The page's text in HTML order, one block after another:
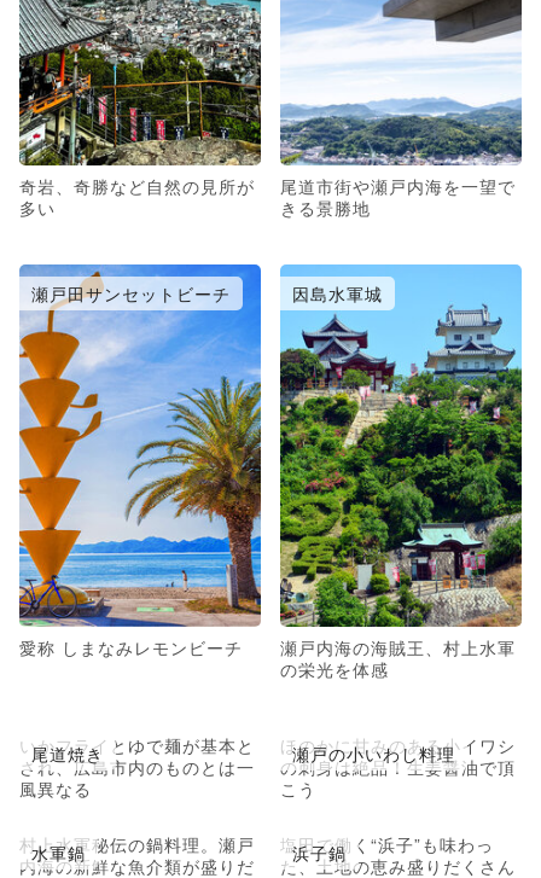
奇岩、奇勝など自然の見所が
多い
尾道市街や瀬戸内海を一望で
きる景勝地
瀬戸田サンセットビーチ
愛称 しまなみレモンビーチ
因島水軍城
瀬戸内海の海賊王、村上水軍
の栄光を体感
尾道焼き
いかフライとゆで麺が基本と
され、広島市内のものとは一
風異なる
瀬戸の小いわし料理
ほのかに甘みのある小イワシ
の刺身は絶品！生姜醤油で頂
こう
水軍鍋
村上水軍秘伝の鍋料理。瀬戸
内海の新鮮な魚介類が盛りだ
浜子鍋
塩田で働く“浜子”も味わっ
た、土地の恵み盛りだくさん